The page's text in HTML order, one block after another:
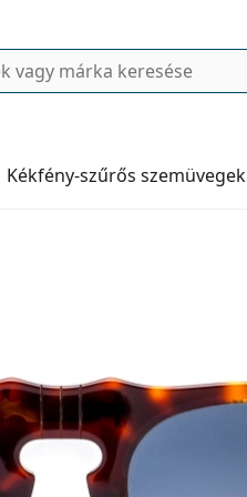
Kékfény-szűrős szemüvegek